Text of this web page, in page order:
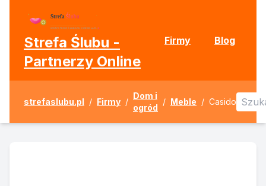
Strefa Ślubu -
Partnerzy Online
Firmy Blog
strefaslubu.pl / Firmy /
Dom i
ogród
/ Meble / Casido